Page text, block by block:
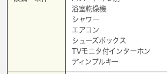
浴室乾燥機
シャワー
エアコン
シューズボックス
TVモニタ付インターホン
ディンプルキー